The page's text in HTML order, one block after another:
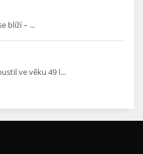
blíží – ...
ve věku 49 l...